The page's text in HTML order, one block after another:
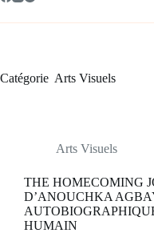
Catégorie Arts Visuels
Arts Visuels
THE HOMECOMING
D’ANOUCHKA
HUMAIN